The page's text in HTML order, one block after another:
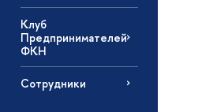
Клуб
Предпринимателей
ФКН
Сотрудники